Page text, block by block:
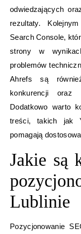
odwiedzających
rezultaty.
Search Console,
strony w
problemów
Ahrefs są
konkurencji oraz
Dodatkowo warto
treści, takich jak
pomagają
Jakie są
Lublinie
Pozycjonowanie